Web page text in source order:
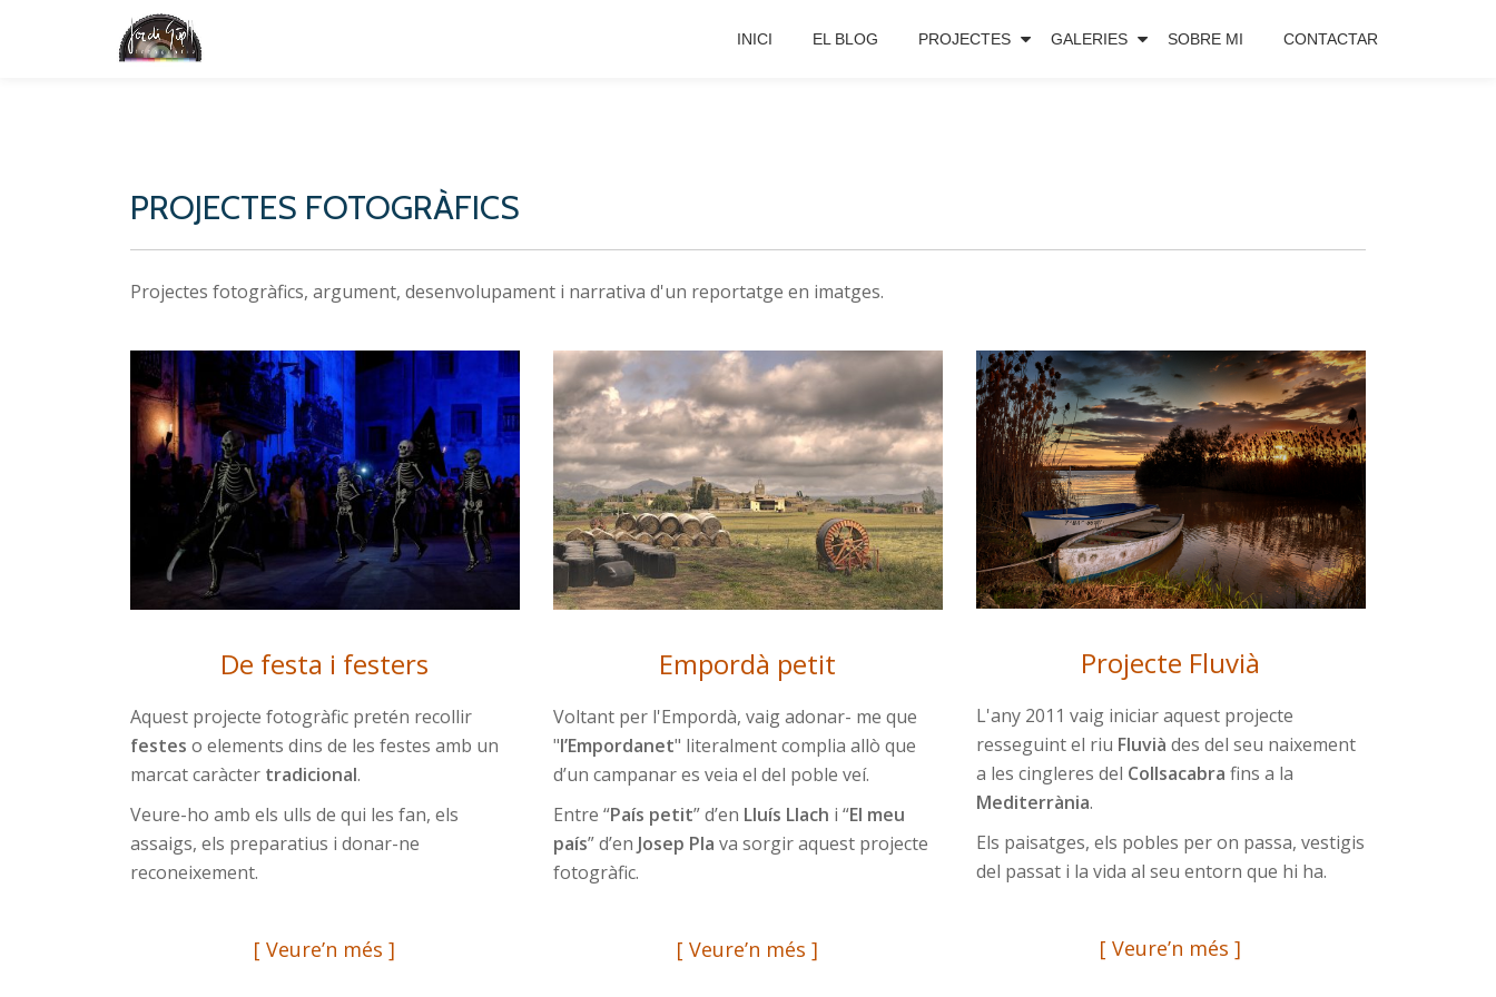
INICI EL BLOG PROJECTES GALERIES SOBRE MI CONTACTAR
PROJECTES FOTOGRÀFICS
Projectes fotogràfics, argument, desenvolupament i narrativa d'un reportatge en imatges.
De festa i festers
Aquest projecte fotogràfic pretén recollir
festes o elements dins de les festes amb un
marcat caràcter tradicional.
Veure-ho amb els ulls de qui les fan, els
assaigs, els preparatius i donar-ne
reconeixement.
[ Veure’n més ]
Empordà petit
Voltant per l'Empordà, vaig adonar- me que
"l’Empordanet" literalment complia allò que
d’un campanar es veia el del poble veí.
Entre “País petit” d’en Lluís Llach i “El meu
país” d’en Josep Pla va sorgir aquest projecte
fotogràfic.
[ Veure’n més ]
Projecte Fluvià
L'any 2011 vaig iniciar aquest projecte
resseguint el riu Fluvià des del seu naixement
a les cingleres del Collsacabra fins a la
Mediterrània.
Els paisatges, els pobles per on passa, vestigis
del passat i la vida al seu entorn que hi ha.
[ Veure’n més ]